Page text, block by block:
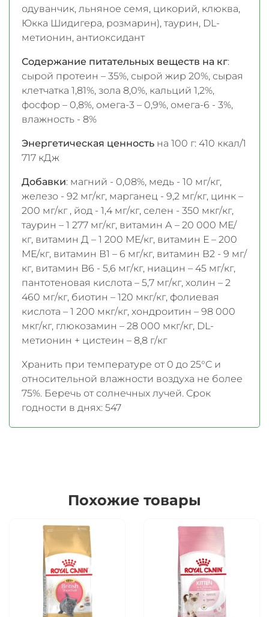
одуванчик, льняное семя, цикорий, клюква,
Юкка Шидигера, розмарин), таурин, DL-
метионин, антиоксидант
Содержание питательных веществ на кг:
сырой протеин – 35%, сырой жир 20%, сырая
клетчатка 1,81%, зола 8,0%, кальций 1,2%,
фосфор – 0,8%, омега-3 – 0,9%, омега-6 - 3%,
влажность - 8%
Энергетическая ценность на 100 г: 410 ккал/1
717 кДж
Добавки: магний - 0,08%, медь - 10 мг/кг,
железо - 92 мг/кг, марганец - 9,2 мг/кг, цинк –
200 мг/кг , йод - 1,4 мг/кг, селен - 350 мкг/кг,
таурин – 1 277 мг/кг, витамин А – 20 000 МЕ/
кг, витамин Д – 1 200 МЕ/кг, витамин Е – 200
МЕ/кг, витамин В1 – 6 мг/кг, витамин В2 - 9 мг/
кг, витамин B6 - 5,6 мг/кг, ниацин – 45 мг/кг,
пантотеновая кислота – 5,7 мг/кг, холин – 2
460 мг/кг, биотин – 120 мкг/кг, фолиевая
кислота – 1 200 мкг/кг, хондроитин – 98 000
мкг/кг, глюкозамин – 28 000 мкг/кг, DL-
метионин + цистеин – 8,8 г/кг
Хранить при температуре от 0 до 25°С и
относительной влажности воздуха не более
75%. Беречь от солнечных лучей. Срок
годности в днях: 547
Похожие товары